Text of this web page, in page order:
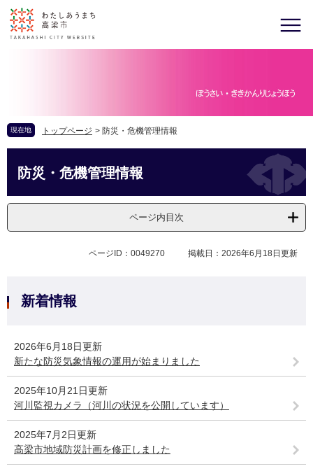
現在地 トップページ > 防災・危機管理情報
防災・危機管理情報
ページ内目次
ページID：0049270 掲載日：2026年6月18日更新
新着情報
2026年6月18日更新
新たな防災気象情報の運用が始まりました
2025年10月21日更新
河川監視カメラ（河川の状況を公開しています）
2025年7月2日更新
高梁市地域防災計画を修正しました